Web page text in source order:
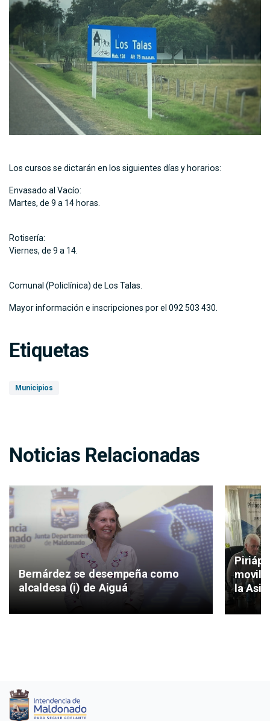
Los cursos se dictarán en los siguientes días y horarios:
Envasado al Vacío:
Martes, de 9 a 14 horas.
Rotisería:
Viernes, de 9 a 14.
Comunal (Policlínica) de Los Talas.
Mayor información e inscripciones por el 092 503 430.
Etiquetas
Municipios
Noticias Relacionadas
Bernárdez se desempeña como
alcaldesa (i) de Aiguá
la